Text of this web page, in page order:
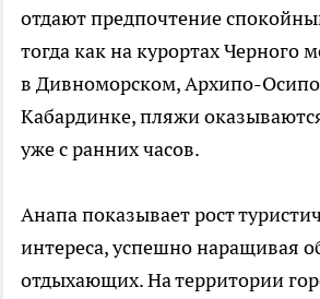
отдают предпочтение
тогда как на курортах Черного
в Дивноморском, Архипо-
Кабардинке, пляжи
уже с ранних часов.
Анапа показывает рост
интереса, успешно наращивая
отдыхающих. На территории